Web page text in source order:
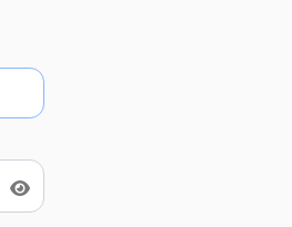
Mostrar senha